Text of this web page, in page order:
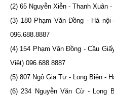
(2) 65 Nguyễn Xiễn - Thanh Xuân
(3) 180 Phạm Văn Đồng - Hà
096.688.8887
(4) 154 Phạm Văn Đồng - Cầu
Việt) 096.688.8887
(5) 807 Ngô Gia Tự - Long Biên -
(6) 234 Nguyễn Văn Cừ - Long